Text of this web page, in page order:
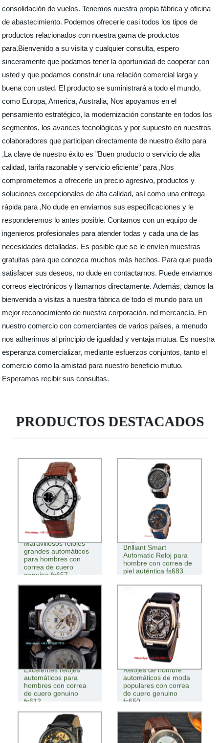
consolidación de vuelos. Tenemos nuestra propia fábrica y oficina
de abastecimiento. Podemos ofrecerle casi todos los tipos de
productos relacionados con nuestra gama de productos
para.Bienvenido a su visita y cualquier consulta, espero
sinceramente que podamos tener la oportunidad de cooperar con
usted y que podamos construir una relación comercial larga y
buena con usted. El producto se suministrará a todo el mundo,
como Europa, America, Australia, Nos apoyamos en el
pensamiento estratégico, la modernización constante en todos los
segmentos, los avances tecnológicos y por supuesto en nuestros
colaboradores que participan directamente de nuestro éxito para
,La clave de nuestro éxito es "Buen producto o servicio de alta
calidad, tarifa razonable y servicio eficiente" para ,Nos
comprometemos a ofrecerle un precio agresivo, productos y
soluciones excepcionales de alta calidad, así como una entrega
rápida para ,No dude en enviarnos sus especificaciones y le
responderemos lo antes posible. Contamos con un equipo de
ingenieros profesionales para atender todas y cada una de las
necesidades detalladas. Es posible que se le envíen muestras
gratuitas para que conozca muchos más hechos. Para que pueda
satisfacer sus deseos, no dude en contactarnos. Puede enviarnos
correos electrónicos y llamarnos directamente. Además, damos la
bienvenida a visitas a nuestra fábrica de todo el mundo para un
mejor reconocimiento de nuestra corporación. nd mercancía. En
nuestro comercio con comerciantes de varios países, a menudo
nos adherimos al principio de igualdad y ventaja mutua. Es nuestra
esperanza comercializar, mediante esfuerzos conjuntos, tanto el
comercio como la amistad para nuestro beneficio mutuo.
Esperamos recibir sus consultas.
PRODUCTOS DESTACADOS
Maravillosos relojes
grandes automáticos
para hombres con
correa de cuero
genuino fs657
Brilliant Smart
Automatic Reloj para
hombre con correa de
piel auténtica fs683
Excelentes relojes
automáticos para
hombres con correa
de cuero genuino
fs612
Relojes de hombre
automáticos de moda
populares con correa
de cuero genuino
fs650